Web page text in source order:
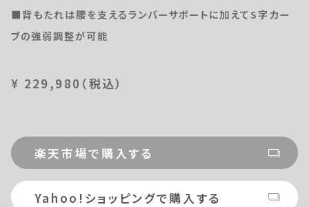
■背もたれは腰を支えるランバーサポートに加えてS字カー
ブの強弱調整が可能
¥ 229,980（税込）
楽天市場で購入する
Yahoo!ショッピングで購入する